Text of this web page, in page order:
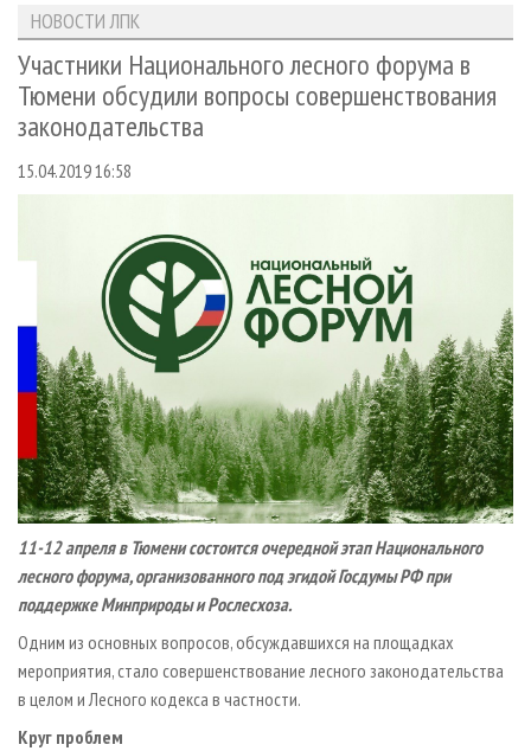
ЛЕСОЗАГОТОВКА
ЛЕСОПИЛЕНИЕ
ДЕРЕВООБРАБОТКА
СУШКА ДРЕВЕСИНЫ
ПРОИЗВОДСТВО ДРЕВЕСНЫХ ПЛИТ
ПРОИЗВОДСТВО МЕБЕЛИ
БИОЭНЕРГЕТИКА
ИНСТРУМЕНТ И МАТЕРИАЛЫ
НОВОСТИ ЛПК
НОВОСТИ ЖУРНАЛА
НОВОСТИ КОМПАНИЙ
АНАЛИТИКА
ПРЕДПРИЯТИЯ ЛПК
ЛЕСНЫЕ РЕГИОНЫ РОССИИ
ПЕРСОНЫ
МОБИЛЬНЫЕ ВЫСТАВКИ
ПРИОРИТЕТНЫЕ ИНВЕСТПРОЕКТЫ
RUSSIAN FORESTRY REVIEW
ГАЗЕТА ЛЕСПРОМФОРУМ
БИБЛИОТЕКА СПЕЦИАЛИСТА
АРХИВ
АРХИВ ЖУРНАЛОВ
СТАТЬИ
О ЖУРНАЛЕ
ПОДПИСКА
КОНТАКТЫ
РЕКЛАМОДАТЕЛЯМ
РЕКЛАМА
РЕКЛАМА НА САЙТЕ
НОВОСТИ ЛПК
Участники Национального лесного форума в
Тюмени обсудили вопросы совершенствования
законодательства
15.04.2019 16:58
11-12 апреля в Тюмени состоится очередной этап Национального
лесного форума, организованного под эгидой Госдумы РФ при
поддержке Минприроды и Рослесхоза.
Одним из основных вопросов, обсуждавшихся на площадках
мероприятия, стало совершенствование лесного законодательства
в целом и Лесного кодекса в частности.
Круг проблем